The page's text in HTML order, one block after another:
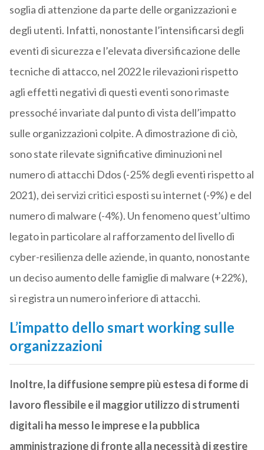
soglia di attenzione da parte delle organizzazioni e
degli utenti. Infatti, nonostante l’intensificarsi degli
eventi di sicurezza e l’elevata diversificazione delle
tecniche di attacco, nel 2022 le rilevazioni rispetto
agli effetti negativi di questi eventi sono rimaste
pressoché invariate dal punto di vista dell’impatto
sulle organizzazioni colpite. A dimostrazione di ciò,
sono state rilevate significative diminuzioni nel
numero di attacchi Ddos (-25% degli eventi rispetto al
2021), dei servizi critici esposti su internet (-9%) e del
numero di malware (-4%). Un fenomeno quest’ultimo
legato in particolare al rafforzamento del livello di
cyber-resilienza delle aziende, in quanto, nonostante
un deciso aumento delle famiglie di malware (+22%),
si registra un numero inferiore di attacchi.
L’impatto dello smart working sulle
organizzazioni
Inoltre, la diffusione sempre più estesa di forme di
lavoro flessibile e il maggior utilizzo di strumenti
digitali ha messo le imprese e la pubblica
amministrazione di fronte alla necessità di gestire